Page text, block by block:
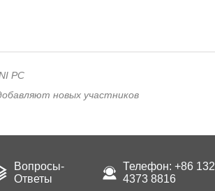
PC
новых участников
Вопросы-
Ответы
Телефон: +86 132
4373 8816